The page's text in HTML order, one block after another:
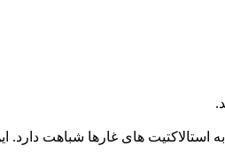
های غارها شباهت دارد.